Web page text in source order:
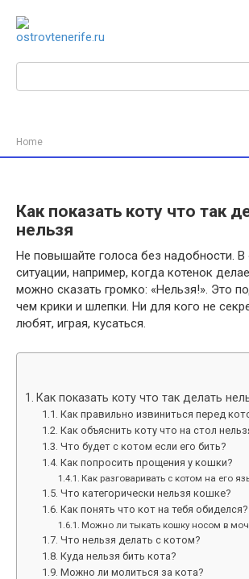
контенту
Поиск:
Home
Как показать коту что так
нельзя
Не повышайте голоса без надобности. В
ситуации, например, когда котенок
можно сказать громко: «Нельзя!». Это
чем крики и шлепки. Ни для кого не
любят, играя, кусаться.
Как показать коту что так делать
Как правильно извиниться перед
Как объяснить коту что на стол
Что будет с котом если его бить?
Как попросить прощения у кошки?
Как разговаривать с котом на его
Что категорически нельзя кошке?
Как понять что кот на тебя обиделся?
Можно ли тыкать кошку носом в
Что нельзя делать с котом?
Куда нельзя бить кота?
Можно ли молиться за кота?